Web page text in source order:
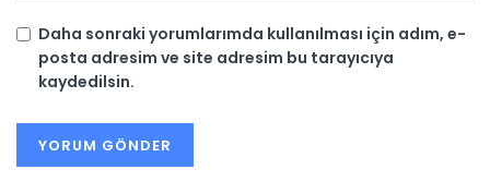
Daha sonraki yorumlarımda kullanılması için adım, e-
posta adresim ve site adresim bu tarayıcıya
kaydedilsin.